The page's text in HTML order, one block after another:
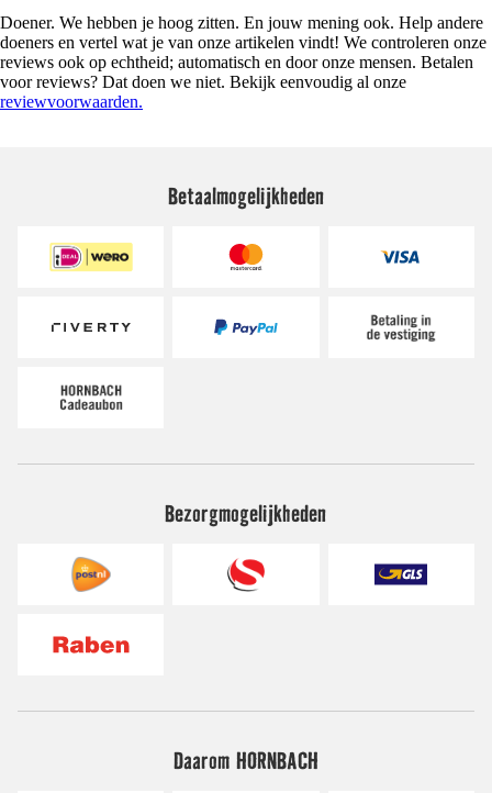
Doener. We hebben je hoog zitten. En jouw mening ook. Help andere
doeners en vertel wat je van onze artikelen vindt! We controleren onze
reviews ook op echtheid; automatisch en door onze mensen. Betalen
voor reviews? Dat doen we niet. Bekijk eenvoudig al onze
reviewvoorwaarden.
Betaalmogelijkheden
Bezorgmogelijkheden
Daarom HORNBACH